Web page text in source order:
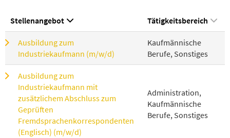
Stellenangebot Tätigkeitsbereich
Ausbildung zum
Industriekaufmann (m/w/d)
Kaufmännische
Berufe, Sonstiges
Ausbildung zum
Industriekaufmann mit
zusätzlichem Abschluss zum
Geprüften
Fremdsprachenkorrespondenten
(Englisch) (m/w/d)
Administration,
Kaufmännische
Berufe, Sonstiges